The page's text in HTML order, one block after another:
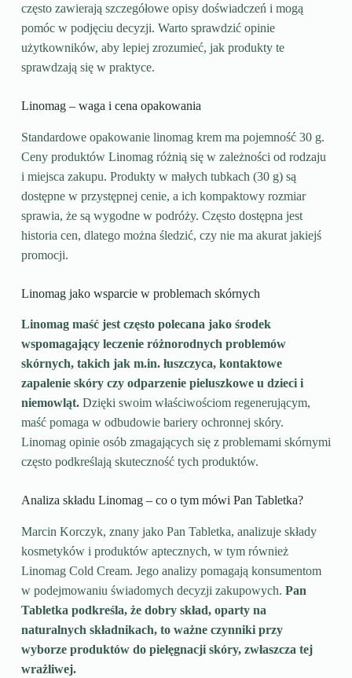
często zawierają szczegółowe opisy doświadczeń i mogą
pomóc w podjęciu decyzji. Warto sprawdzić opinie
użytkowników, aby lepiej zrozumieć, jak produkty te
sprawdzają się w praktyce.
Linomag – waga i cena opakowania
Standardowe opakowanie linomag krem ma pojemność 30 g.
Ceny produktów Linomag różnią się w zależności od rodzaju
i miejsca zakupu. Produkty w małych tubkach (30 g) są
dostępne w przystępnej cenie, a ich kompaktowy rozmiar
sprawia, że są wygodne w podróży. Często dostępna jest
historia cen, dlatego można śledzić, czy nie ma akurat jakiejś
promocji.
Linomag jako wsparcie w problemach skórnych
Linomag maść jest często polecana jako środek
wspomagający leczenie różnorodnych problemów
skórnych, takich jak m.in. łuszczyca, kontaktowe
zapalenie skóry czy odparzenie pieluszkowe u dzieci i
niemowląt.Dzięki swoim właściwościom regenerującym,
maść pomaga w odbudowie bariery ochronnej skóry.
Linomag opinie osób zmagających się z problemami skórnymi
często podkreślają skuteczność tych produktów.
Analiza składu Linomag – co o tym mówi Pan Tabletka?
Marcin Korczyk, znany jako Pan Tabletka, analizuje składy
kosmetyków i produktów aptecznych, w tym również
Linomag Cold Cream. Jego analizy pomagają konsumentom
w podejmowaniu świadomych decyzji zakupowych. Pan
Tabletka podkreśla, że dobry skład, oparty na
naturalnych składnikach, to ważne czynniki przy
wyborze produktów do pielęgnacji skóry, zwłaszcza tej
wrażliwej.